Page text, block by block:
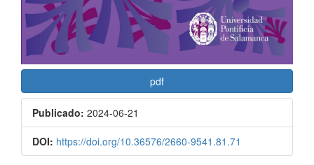
pdf
Publicado: 2024-06-21
DOI: https://doi.org/10.36576/2660-9541.81.71